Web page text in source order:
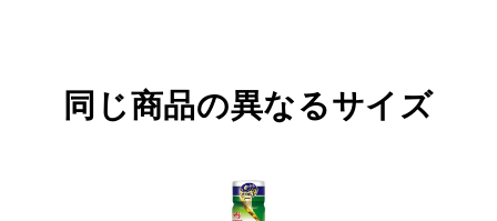
同じ商品の異なるサイズ